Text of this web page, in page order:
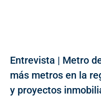
Entrevista | Metro
más metros en la
y proyectos